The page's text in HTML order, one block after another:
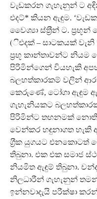
වැඩකරන ගැහැනුන් ට
එදට්* කියන ඇඳුම.
වෛශ්‍යා ස්ත‍්‍රීන් ට.
(ිඑදක් – සාටකයක්
ප‍්‍රභූ කාන්තාවන්ට නියම
පිරිමින්ගෙන් වියහැකි
බලහත්කාරකම් වලින්
කෙරුණේ, ටෝගා ඇඳුම
ගැහැනියකට
පිරිමින්ට තහනමක්
වෙන්කර හඳුනාගත හැකි
ග‍්‍රීක යුගයට එනකොටත්
තිබුනා. එක එක සමාජ
නියමිත ඇඳුම් තිබුනා.
නිලධාරීන් ගැහැනුන්
ඉන්නවාදැයි පරීක්ෂා